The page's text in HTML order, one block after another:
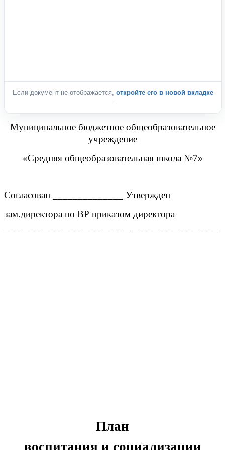
Если документ не отображается, откройте его в новой вкладке
Муниципальное бюджетное общеобразовательное
учреждение
«Средняя общеобразовательная школа №7»
Согласован ______________ Утвержден
зам.директора по ВР приказом директора
План
воспитания и социализации